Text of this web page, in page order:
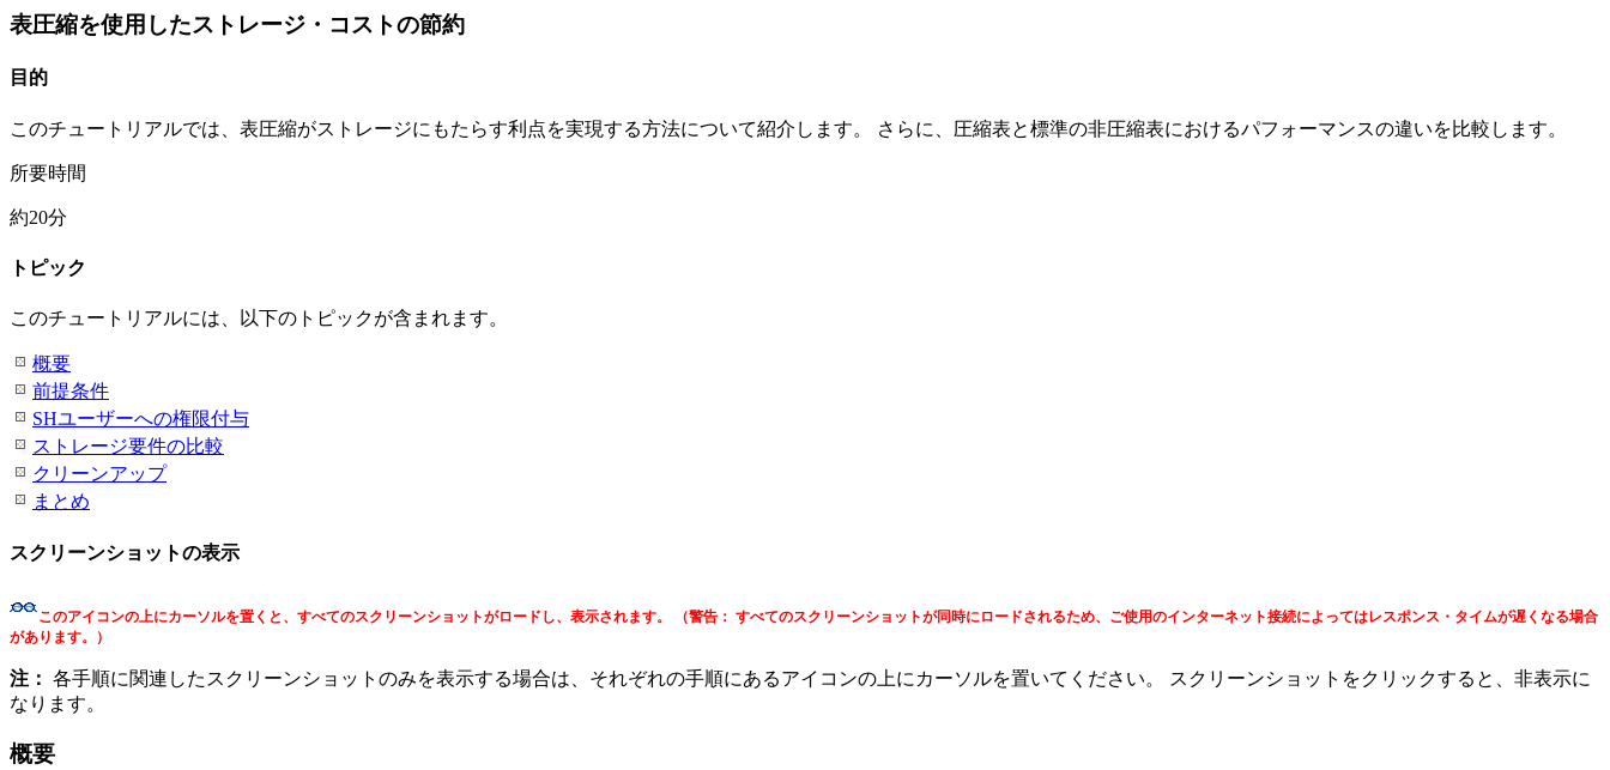
表圧縮を使用したストレージ・コストの節約
目的
このチュートリアルでは、表圧縮がストレージにもたらす利点を実現する方法について紹介します。 さらに、圧縮表と標準の非圧縮表におけるパフォーマンスの違いを比較します。
所要時間
約20分
トピック
このチュートリアルには、以下のトピックが含まれます。
概要
前提条件
SHユーザーへの権限付与
ストレージ要件の比較
クリーンアップ
まとめ
スクリーンショットの表示
このアイコンの上にカーソルを置くと、すべてのスクリーンショットがロードし、表示されます。
（警告： すべてのスクリーンショットが同時にロードされるため、ご使用のインターネット接続によってはレスポンス・タイムが遅くなる場合
があります。）
注： 各手順に関連したスクリーンショットのみを表示する場合は、それぞれの手順にあるアイコンの上にカーソルを置いてください。 スクリーンショットをクリックすると、非表示に
なります。
概要